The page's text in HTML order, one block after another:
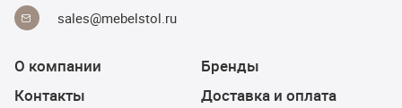
sales@mebelstol.ru
О компании
Контакты
Бренды
Доставка и оплата